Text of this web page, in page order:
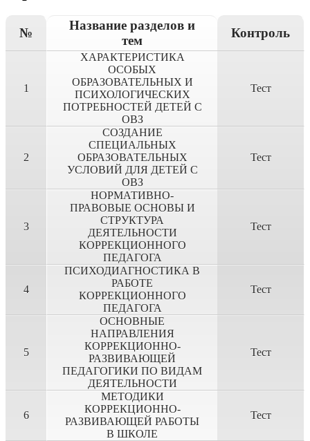
№
Название разделов и
тем
Контроль
1
ХАРАКТЕРИСТИКА
ОСОБЫХ
ОБРАЗОВАТЕЛЬНЫХ И
ПСИХОЛОГИЧЕСКИХ
ПОТРЕБНОСТЕЙ ДЕТЕЙ С
ОВЗ
Тест
2
СОЗДАНИЕ
СПЕЦИАЛЬНЫХ
ОБРАЗОВАТЕЛЬНЫХ
УСЛОВИЙ ДЛЯ ДЕТЕЙ С
ОВЗ
Тест
3
НОРМАТИВНО-
ПРАВОВЫЕ ОСНОВЫ И
СТРУКТУРА
ДЕЯТЕЛЬНОСТИ
КОРРЕКЦИОННОГО
ПЕДАГОГА
Тест
4
ПСИХОДИАГНОСТИКА В
РАБОТЕ
КОРРЕКЦИОННОГО
ПЕДАГОГА
Тест
5
ОСНОВНЫЕ
НАПРАВЛЕНИЯ
КОРРЕКЦИОННО-
РАЗВИВАЮЩЕЙ
ПЕДАГОГИКИ ПО ВИДАМ
ДЕЯТЕЛЬНОСТИ
Тест
6
МЕТОДИКИ
КОРРЕКЦИОННО-
РАЗВИВАЮЩЕЙ РАБОТЫ
В ШКОЛЕ
Тест